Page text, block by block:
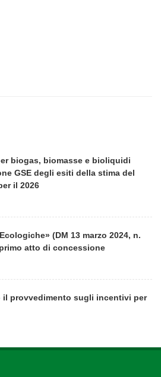
biogas, biomasse e bioliquidi
GSE degli esiti della stima del
il 2026
(DM 13 marzo 2024, n.
atto di concessione
il provvedimento sugli incentivi per